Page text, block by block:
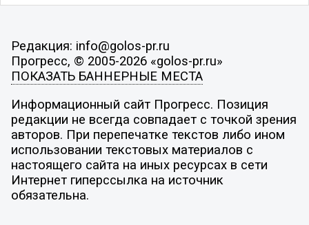
Редакция: info@golos-pr.ru
Прогресс, © 2005-2026 «golos-pr.ru»
ПОКАЗАТЬ БАННЕРНЫЕ МЕСТА
Информационный сайт Прогресс. Позиция
редакции не всегда совпадает с точкой зрения
авторов. При перепечатке текстов либо ином
использовании текстовых материалов с
настоящего сайта на иных ресурсах в сети
Интернет гиперссылка на источник
обязательна.